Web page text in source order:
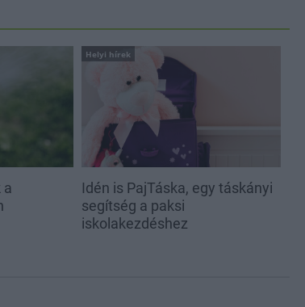
a
Helyi hírek
Idén is PajTáska, egy táskányi
segítség a paksi
iskolakezdéshez